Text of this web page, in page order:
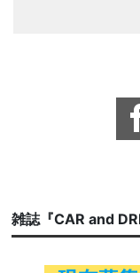
雑誌『CAR and